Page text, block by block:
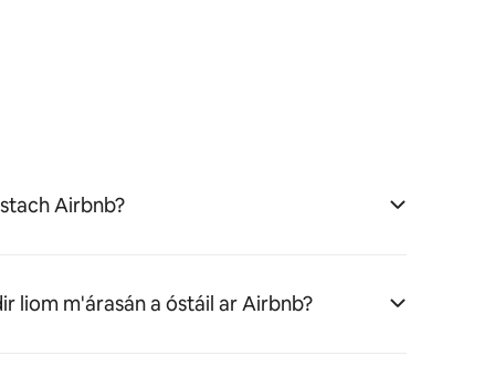
Airbnb?
liom m'árasán a óstáil ar Airbnb?